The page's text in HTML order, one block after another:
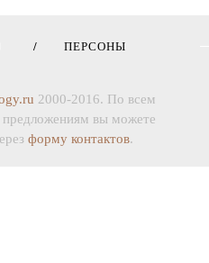
ПЕРСОНЫ
2000-2016. По всем
вы можете
форму контактов.